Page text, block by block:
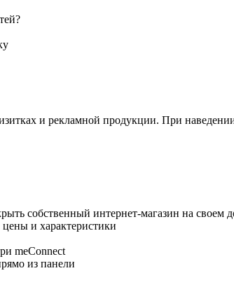
и рекламной продукции. При
собственный интернет-магазин на своем
и характеристики
meConnect
из панели